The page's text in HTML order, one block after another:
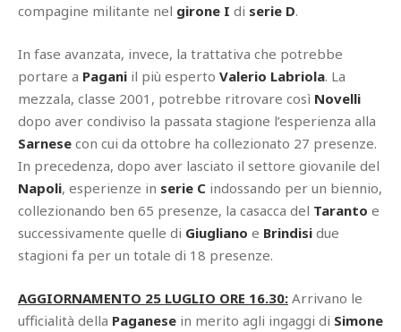
compagine militante nel girone I di serie D.
In fase avanzata, invece, la trattativa che potrebbe
portare a Pagani il più esperto Valerio Labriola. La
mezzala, classe 2001, potrebbe ritrovare così Novelli
dopo aver condiviso la passata stagione l’esperienza alla
Sarnese con cui da ottobre ha collezionato 27 presenze.
In precedenza, dopo aver lasciato il settore giovanile del
Napoli, esperienze in serie C indossando per un biennio,
collezionando ben 65 presenze, la casacca del Taranto e
successivamente quelle di Giugliano e Brindisi due
stagioni fa per un totale di 18 presenze.
AGGIORNAMENTO 25 LUGLIO ORE 16.30: Arrivano le
ufficialità della Paganese in merito agli ingaggi di Simone